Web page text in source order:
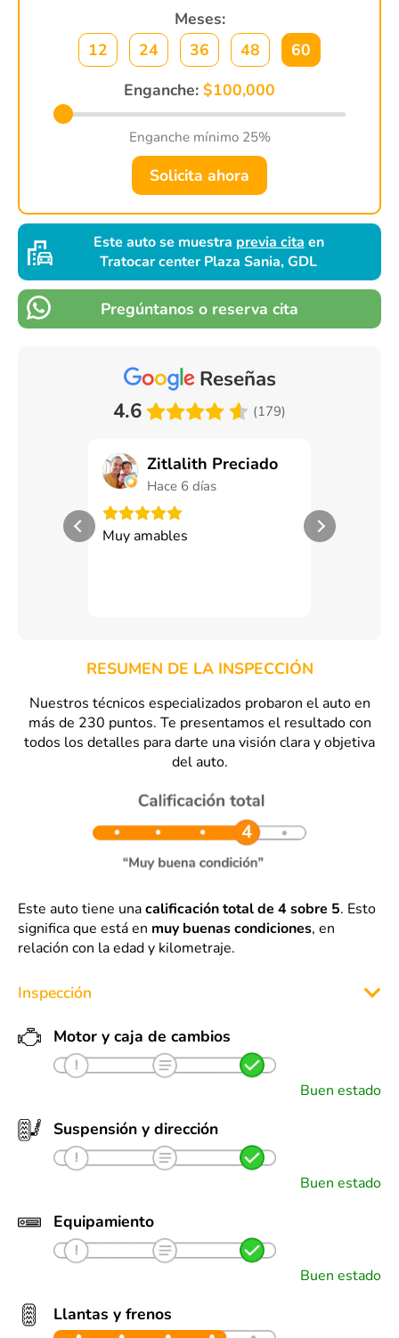
Meses:
12
24 36 48
60
Enganche: $100,000
Enganche mínimo 25%
Solicita ahora
Este auto se muestra previa cita en
Tratocar center Plaza Sania, GDL
Pregúntanos o reserva cita
Reseñas
4.6
(179)
Zitlalith Preciado
Hace 6 días
Muy amables Exceoente
RESUMEN DE LA INSPECCIÓN
Nuestros técnicos especializados probaron el auto en
más de 230 puntos. Te presentamos el resultado con
todos los detalles para darte una visión clara y objetiva
del auto.
Este auto tiene unacalificación total de 4 sobre 5. Esto
significa que está en muy buenas condiciones, en
relación con la edad y kilometraje.
Inspección
Motor y caja de cambios
Buen estado
Suspensión y dirección
Buen estado
Equipamiento
Buen estado
Llantas y frenos